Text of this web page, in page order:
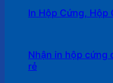
In Hộp Cứng, Hộp
Nhận in hộp cứng
rẻ